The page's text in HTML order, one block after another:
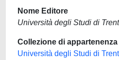
Nome Editore
Università degli Studi di
Collezione di appartenenza
Università degli Studi di